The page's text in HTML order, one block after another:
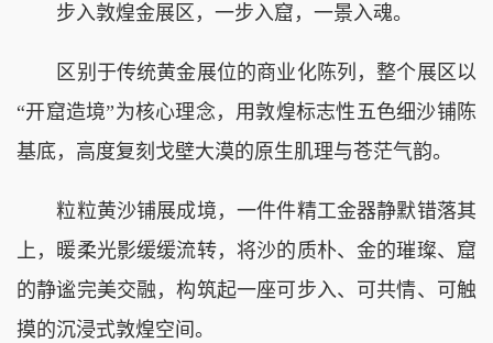
步入敦煌金展区，一步入窟，一景入魂。
区别于传统黄金展位的商业化陈列，整个展区以
“开窟造境”为核心理念，用敦煌标志性五色细沙铺陈
基底，高度复刻戈壁大漠的原生肌理与苍茫气韵。
粒粒黄沙铺展成境，一件件精工金器静默错落其
上，暖柔光影缓缓流转，将沙的质朴、金的璀璨、窟
的静谧完美交融，构筑起一座可步入、可共情、可触
摸的沉浸式敦煌空间。